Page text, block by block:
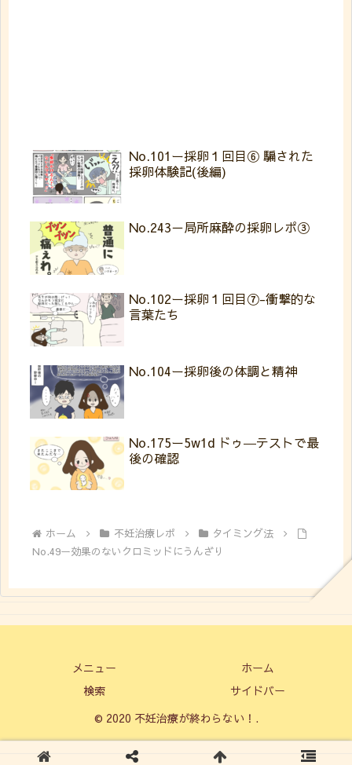
No.101ー採卵１回目⑥ 騙された
採卵体験記(後編)
No.243－局所麻酔の採卵レポ③
No.102ー採卵１回目⑦-衝撃的な
言葉たち
No.104ー採卵後の体調と精神
No.175ー5w1d ドゥ―テストで最
後の確認
ホーム 不妊治療レポ
タイミング法
No.49ー効果のないクロミッドにうんざり
メニュー
ホーム
検索
サイドバー
© 2020 不妊治療が終わらない！.